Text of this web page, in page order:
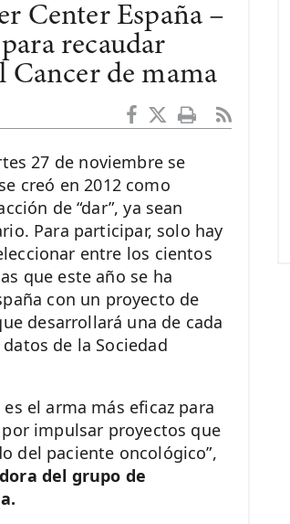
Center España –
recaudar
Cancer de mama
27 de noviembre se
creó en 2012 como
de “dar”, ya sean
Para participar, solo hay
entre los cientos
que este año se ha
con un proyecto de
desarrollará una de cada
de la Sociedad
el arma más eficaz para
impulsar proyectos que
del paciente oncológico”,
del grupo de